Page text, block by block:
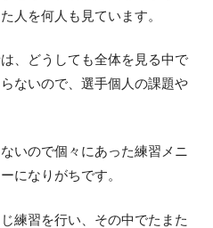
人を何人も見ています。
、どうしても全体を見る中で
ないので、選手個人の課題や
いので個々にあった練習メニ
になりがちです。
練習を行い、その中でたまた